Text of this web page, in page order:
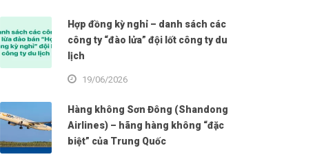
Hợp đồng kỳ nghỉ – danh sách các
công ty “đào lửa” đội lốt công ty du
lịch
19/06/2026
Hàng không Sơn Đông (Shandong
Airlines) – hãng hàng không “đặc
biệt” của Trung Quốc